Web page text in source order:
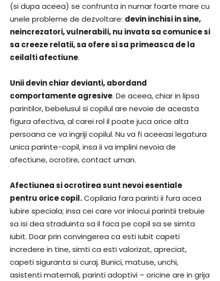
(si dupa aceea) se confrunta in numar foarte mare cu
unele probleme de dezvoltare: devin inchisi in sine,
neincrezatori, vulnerabili, nu invata sa comunice si
sa creeze relatii, sa ofere si sa primeasca de la
ceilalti afectiune.
Unii devin chiar devianti, abordand
comportamente agresive. De aceea, chiar in lipsa
parintilor, bebelusul si copilul are nevoie de aceasta
figura afectiva, al carei rol il poate juca orice alta
persoana ce va ingriji copilul. Nu va fi aceeasi legatura
unica parinte-copil, insa ii va implini nevoia de
afectiune, ocrotire, contact uman.
Afectiunea si ocrotirea sunt nevoi esentiale
pentru orice copil.Copilaria fara parinti ii fura acea
iubire speciala; insa cei care vor inlocui parintii trebuie
sa isi dea straduinta sa il faca pe copil sa se simta
iubit. Doar prin convingerea ca esti iubit capeti
incredere in tine, simti ca esti valorizat, apreciat,
capeti siguranta si curaj. Bunici, matuse, unchi,
asistenti maternali, parinti adoptivi – oricine are in grija